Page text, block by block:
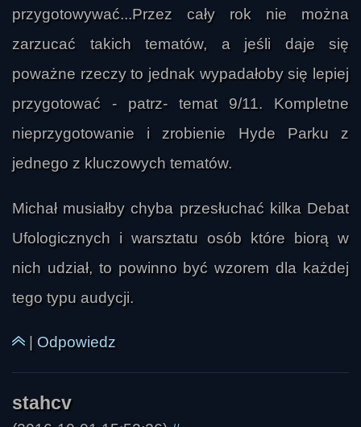
przygotowywać...Przez cały rok nie można
zarzucać takich tematów, a jeśli daje się
poważne rzeczy to jednak wypadałoby się lepiej
przygotować - patrz- temat 9/11. Kompletne
nieprzygotowanie i zrobienie Hyde Parku z
jednego z kluczowych tematów.
Michał musiałby chyba przesłuchać kilka Debat
Ufologicznych i warsztatu osób które biorą w
nich udział, to powinno być wzorem dla każdej
tego typu audycji.
Odpowiedz
J
Antares